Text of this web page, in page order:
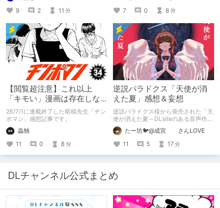
9
2 11 分
7
0 8 分
【閲覧超注意】これ以上
「キモい」漫画は存在しな
い？チンポマンとかいう
「魂の殺人」の完成形
26/7/1に連載終了した暗稿先生「チン
ポマン」感想記事です。
蟲独
11
0 8 分
逆説パラドクス「天使が消
えた夏」感想＆妄想
逆説パラドクス様から発売された「天
使が消えた夏～DLsiteのある音声作品
について～」の感想です。 妄想も多
いです。たー坊🐦@成宮 さんLOVE
11
5 17分
DLチャンネル公式まとめ